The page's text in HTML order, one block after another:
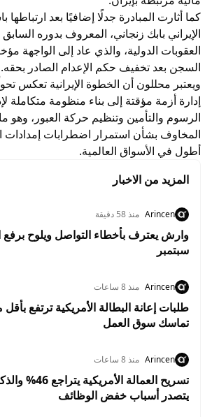
كما أثارت المبادرة جدلًا إضافيًا بعد
الإيراني بابك زنجاني، المعروف بدوره
العقوبات الدولية، والذي عاد إلى
السجن بعد تخفيف حكم الإعدام الصادر بحقه.
ويعتبر محللون أن الخطوة الإيرانية تعكس
إدارة أزمة مؤقتة إلى بناء منظومة متكاملة
الرسوم والتأمين وتنظيم حركة العبور، وهو
المخاوف بشأن استمرار اضطرابات إمدادات
أطول في الأسواق العالمية.
المزيد من الاخبار
Arincen منذ 58 دقيقة
وارش يعترف بأخطاء التواصل ويلوح برفع
سبتمبر
Arincen منذ 8 ساعات
طلبات إعانة البطالة الأمريكية ترتفع
تماسك سوق العمل
Arincen منذ 8 ساعات
تسريح العمالة
يتصدر أسباب خفض الوظائف